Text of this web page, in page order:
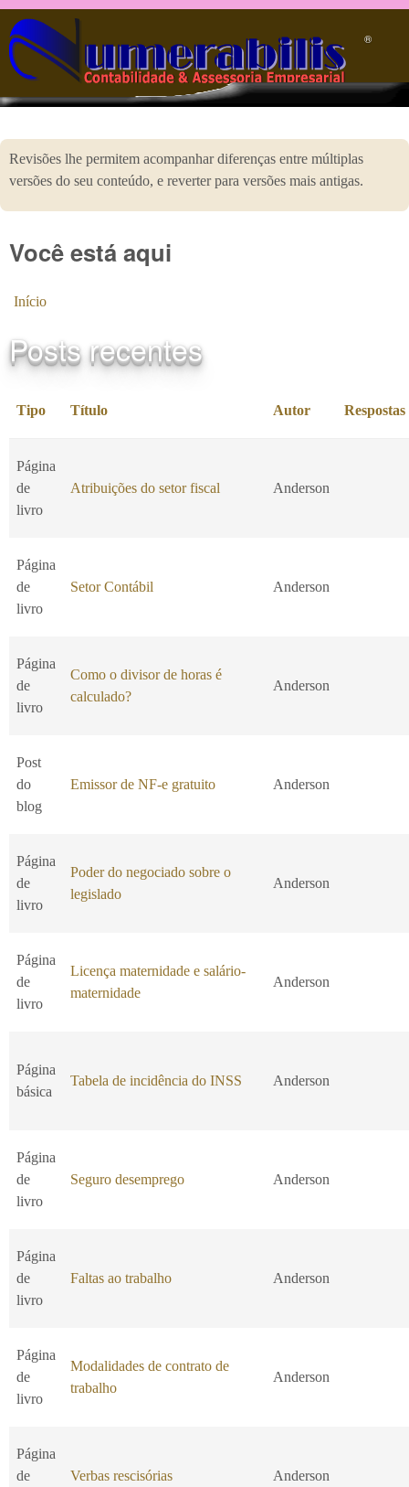
Pular para o conteúdo principal
®️
Revisões lhe permitem acompanhar diferenças entre múltiplas
versões do seu conteúdo, e reverter para versões mais antigas.
Você está aqui
Início
Posts recentes
Tipo Título Autor Respostas
Página
de
livro
Atribuições do setor fiscal Anderson
Página
de
livro
Setor Contábil Anderson
Página
de
livro
Como o divisor de horas é
calculado?
Anderson
Post
do
blog
Emissor de NF-e gratuito Anderson
Página
de
livro
Poder do negociado sobre o
legislado
Anderson
Página
de
livro
Licença maternidade e salário-
maternidade
Anderson
Página
básica
Tabela de incidência do INSS Anderson
Página
de
livro
Seguro desemprego Anderson
Página
de
livro
Faltas ao trabalho Anderson
Página
de
livro
Modalidades de contrato de
trabalho
Anderson
Página
de
Verbas rescisórias Anderson